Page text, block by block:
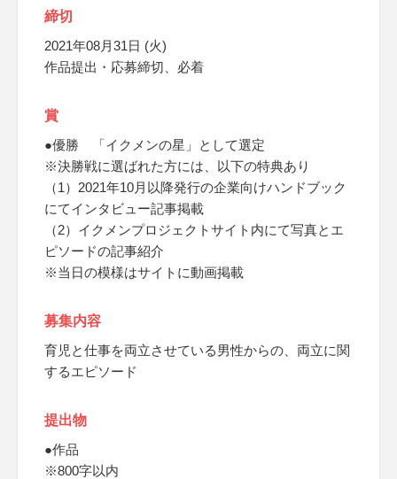
締切
2021年08月31日 (火)
作品提出・応募締切、必着
賞
●優勝 「イクメンの星」として選定
※決勝戦に選ばれた方には、以下の特典あり
（1）2021年10月以降発行の企業向けハンドブック
にてインタビュー記事掲載
（2）イクメンプロジェクトサイト内にて写真とエ
ピソードの記事紹介
※当日の模様はサイトに動画掲載
募集内容
育児と仕事を両立させている男性からの、両立に関
するエピソード
提出物
●作品
※800字以内